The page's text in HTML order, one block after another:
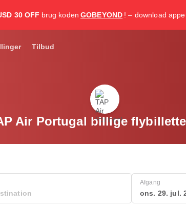
30 OFF brug koden GOBEYOND ! – download
Tilbud
Air Portugal billige
Afgang
ons. 29. jul.